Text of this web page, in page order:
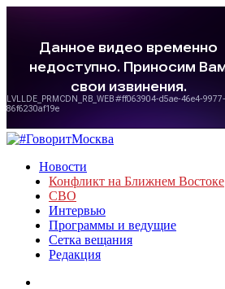
Новости
Конфликт на Ближнем Востоке
СВО
Интервью
Программы и ведущие
Сетка вещания
Редакция